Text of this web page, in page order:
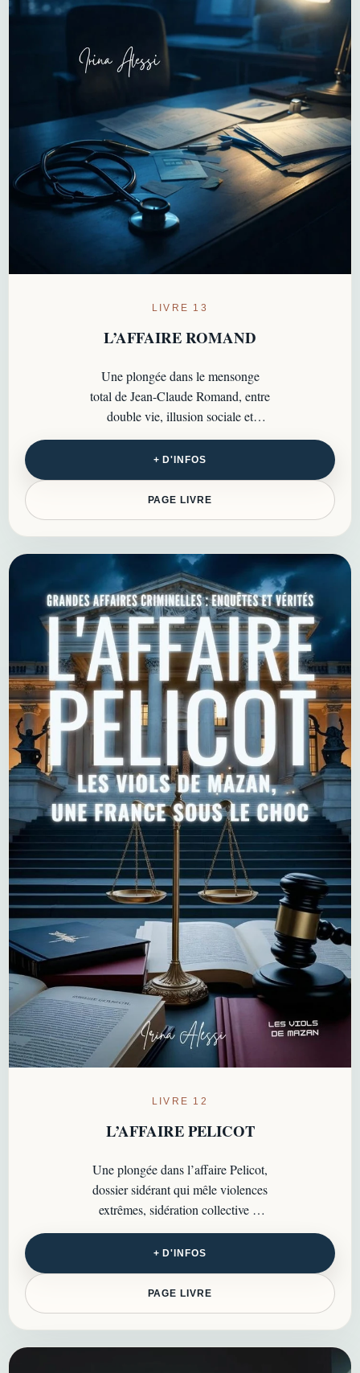
LIVRE 13
L’AFFAIRE ROMAND
Une plongée dans le mensonge
total de Jean-Claude Romand, entre
double vie, illusion sociale et
effondrement final d’un des
dossiers psychologiques les plus
troublants de France…
+ D'INFOS
PAGE LIVRE
LIVRE 12
L’AFFAIRE PELICOT
Une plongée dans l’affaire Pelicot,
dossier sidérant qui mêle violences
extrêmes, sidération collective et
questions majeures autour de la
justice…
+ D'INFOS
PAGE LIVRE